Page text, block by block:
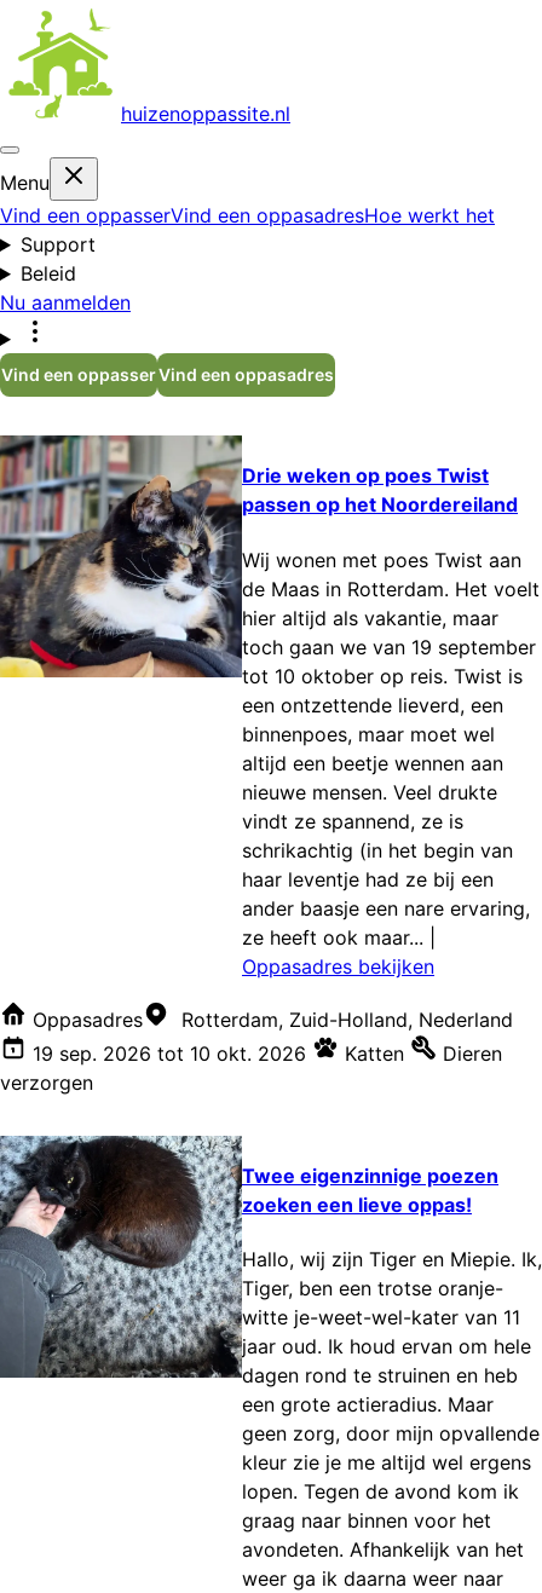
huizenoppassite.nl
Menu
Vind een oppasserVind een oppasadresHoe werkt het
Support
Beleid
Nu aanmelden
Vind een oppasserVind een oppasadres
Drie weken op poes Twist
passen op het Noordereiland
Wij wonen met poes Twist aan
de Maas in Rotterdam. Het voelt
hier altijd als vakantie, maar
toch gaan we van 19 september
tot 10 oktober op reis. Twist is
een ontzettende lieverd, een
binnenpoes, maar moet wel
altijd een beetje wennen aan
nieuwe mensen. Veel drukte
vindt ze spannend, ze is
schrikachtig (in het begin van
haar leventje had ze bij een
ander baasje een nare ervaring,
ze heeft ook maar...
Oppasadres bekijken
Oppasadres
Rotterdam, Zuid-Holland, Nederland
19 sep. 2026 tot 10 okt. 2026 Katten
Dieren
verzorgen
Twee eigenzinnige poezen
zoeken een lieve oppas!
Hallo, wij zijn Tiger en Miepie. Ik,
Tiger, ben een trotse oranje-
witte je-weet-wel-kater van 11
jaar oud. Ik houd ervan om hele
dagen rond te struinen en heb
een grote actieradius. Maar
geen zorg, door mijn opvallende
kleur zie je me altijd wel ergens
lopen. Tegen de avond kom ik
graag naar binnen voor het
avondeten. Afhankelijk van het
weer ga ik daarna weer naar